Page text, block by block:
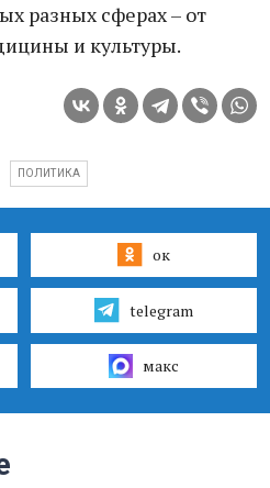
разных сферах – от
и культуры.
ПОЛИТИКА
ок
telegram
макс